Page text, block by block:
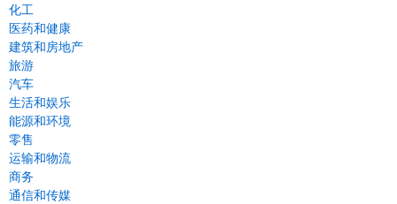
化工
医药和健康
建筑和房地产
旅游
汽车
生活和娱乐
能源和环境
零售
运输和物流
商务
通信和传媒